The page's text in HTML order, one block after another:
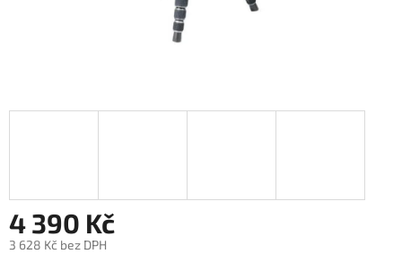
4 390 Kč
3 628 Kč bez DPH